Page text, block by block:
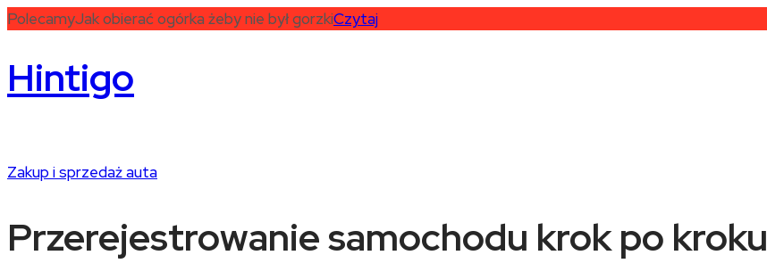
PolecamyJak obierać ogórka żeby nie był gorzkiCzytaj
Hintigo
Zakup i sprzedaż auta
Przerejestrowanie samochodu krok po kroku